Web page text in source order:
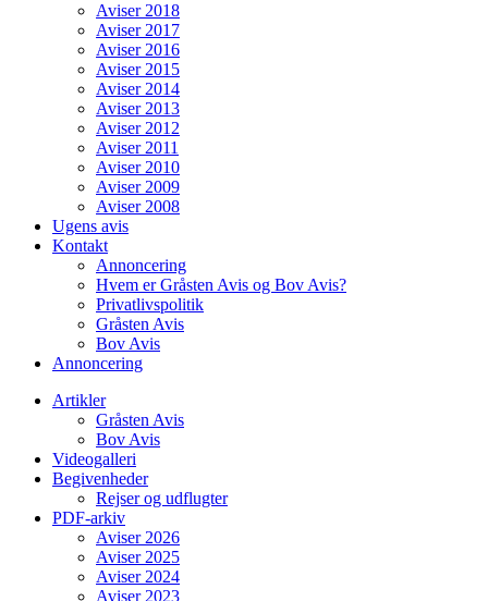
Aviser 2018
Aviser 2017
Aviser 2016
Aviser 2015
Aviser 2014
Aviser 2013
Aviser 2012
Aviser 2011
Aviser 2010
Aviser 2009
Aviser 2008
Ugens avis
Kontakt
Annoncering
Hvem er Gråsten Avis og Bov Avis?
Privatlivspolitik
Gråsten Avis
Bov Avis
Annoncering
Artikler
Gråsten Avis
Bov Avis
Videogalleri
Begivenheder
Rejser og udflugter
PDF-arkiv
Aviser 2026
Aviser 2025
Aviser 2024
Aviser 2023